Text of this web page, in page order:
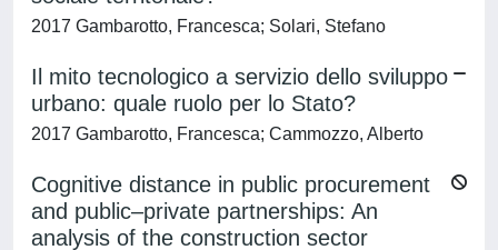
2017 Gambarotto, Francesca; Solari, Stefano
Il mito tecnologico a servizio dello sviluppo
urbano: quale ruolo per lo Stato?
2017 Gambarotto, Francesca; Cammozzo, Alberto
Cognitive distance in public procurement
and public–private partnerships: An
analysis of the construction sector